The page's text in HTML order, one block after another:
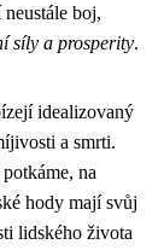
boj,
síly a prosperity.
idealizovaný
a smrti.
na
hody mají svůj
lidského života